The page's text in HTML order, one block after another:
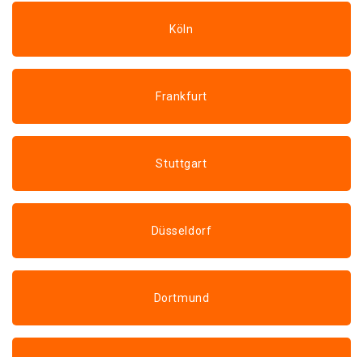
Köln
Frankfurt
Stuttgart
Düsseldorf
Dortmund